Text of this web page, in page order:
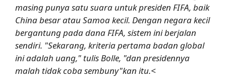
masing punya satu suara untuk presiden FIFA, baik
China besar atau Samoa kecil. Dengan negara kecil
bergantung pada dana FIFA, sistem ini berjalan
sendiri. "Sekarang, kriteria pertama badan global
ini adalah uang," tulis Bolle, "dan presidennya
malah tidak coba sembuny"kan itu.<